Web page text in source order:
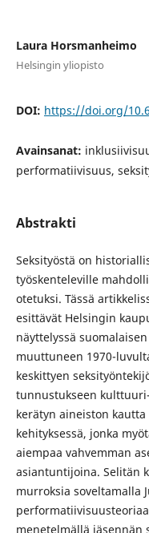
Laura Horsmanheimo
Helsingin yliopisto
DOI: https://doi.org/
Avainsanat:
performatiivisuus,
Abstrakti
Seksityöstä on
työskenteleville
otetuksi. Tässä
esittävät Helsingin
näyttelyssä
muuttuneen 1970-
keskittyen
tunnustukseen
kerätyn aineiston
kehityksessä, jonka
aiempaa vahvemman
asiantuntijoina. Selitän
murroksia soveltamalla
menetelmällä jäsennän